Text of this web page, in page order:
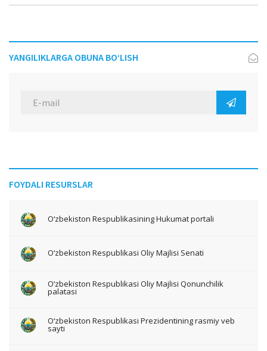
YANGILIKLARGA OBUNA BO‘LISH
FOYDALI RESURSLAR
O‘zbekiston Respublikasining Hukumat portali
O‘zbekiston Respublikasi Oliy Majlisi Senati
O‘zbekiston Respublikasi Oliy Majlisi Qonunchilik
palatasi
O‘zbekiston Respublikasi Prezidentining rasmiy veb
sayti